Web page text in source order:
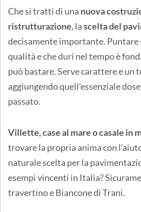
Che si tratti di una nuova
ristrutturazione, lascelta del
decisamente importante. Puntare
qualità e che duri nel tempo è
può bastare. Serve carattere e un
aggiungendo quell’essenziale
passato.
Villette, case al mare o casale in
trovare la propria anima con
naturale scelta per la
esempi vincenti in Italia?
travertino e Biancone di Trani.